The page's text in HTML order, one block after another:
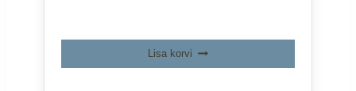
Lisa korvi